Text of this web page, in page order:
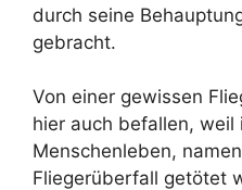
durch seine
gebracht.
Von einer gewissen
hier auch befallen, weil
Menschenleben,
Fliegerüberfall getötet